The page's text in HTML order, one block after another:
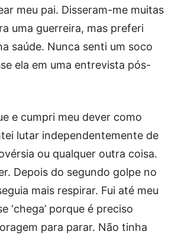
meu pai. Disseram-me muitas
uma guerreira, mas preferi
saúde. Nunca senti um soco
ela em uma entrevista pós-
e cumpri meu dever como
lutar independentemente de
ou qualquer outra coisa.
Depois do segundo golpe no
mais respirar. Fui até meu
‘chega’ porque é preciso
para parar. Não tinha